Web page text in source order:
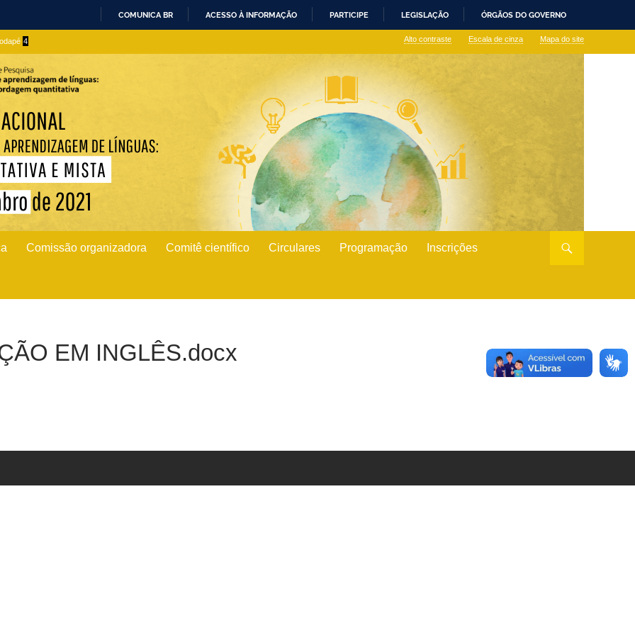
O
COMUNICA BR ACESSO À INFORMAÇÃO PARTICIPE LEGISLAÇÃO ÓRGÃOS DO GOVERNO
4 Alto contraste Escala de cinza Mapa do site
Comissão organizadora Comitê científico Circulares Programação Inscrições
EM INGLÊS.docx